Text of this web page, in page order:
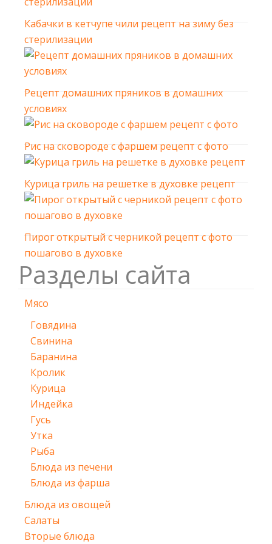
Кабачки в кетчупе чили рецепт на зиму без
стерилизации
Рецепт домашних пряников в домашних
условиях
Рис на сковороде с фаршем рецепт с фото
Курица гриль на решетке в духовке рецепт
Пирог открытый с черникой рецепт с фото
пошагово в духовке
Разделы сайта
Мясо
Говядина
Свинина
Баранина
Кролик
Курица
Индейка
Гусь
Утка
Рыба
Блюда из печени
Блюда из фарша
Блюда из овощей
Салаты
Вторые блюда